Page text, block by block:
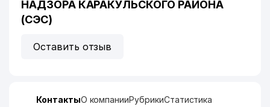
НАДЗОРА КАРАКУЛЬСКОГО РАЙОНА
(СЭС)
Оставить отзыв
КонтактыО компанииРубрикиСтатистика